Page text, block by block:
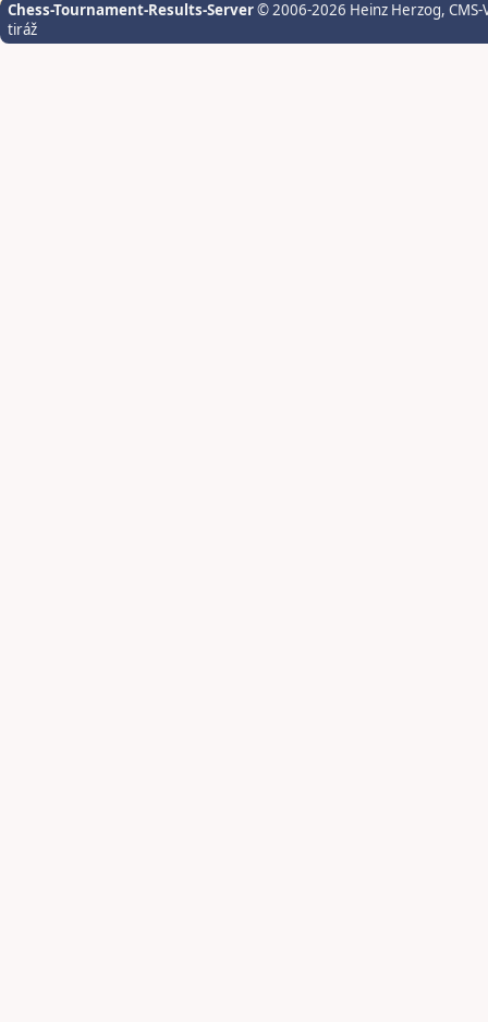
Chess-Tournament-Results-Server© 2006-2026 Heinz Herzog,
tiráž